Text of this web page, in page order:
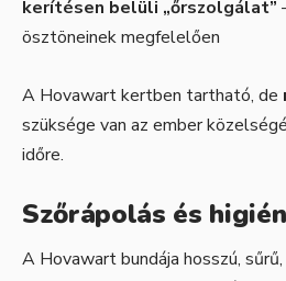
kerítésen belüli „őrszolgálat”
ösztöneinek megfelelően
A Hovawart kertben tartható, de
szüksége van az ember
időre.
Szőrápolás és
A Hovawart bundája hosszú,